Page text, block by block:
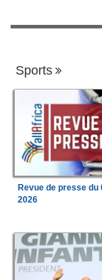
Sports
Revue de presse du
2026